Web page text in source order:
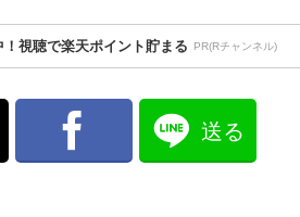
！視聴で楽天ポイント貯まる PR(Rチャンネル)
送る